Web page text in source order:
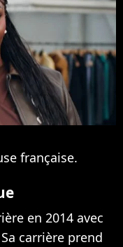
française.
en 2014 avec
carrière prend